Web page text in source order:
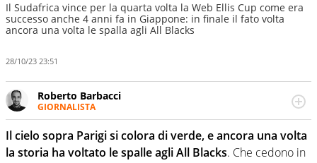
Il Sudafrica vince per la quarta volta la Web Ellis Cup come era
successo anche 4 anni fa in Giappone: in finale il fato volta
ancora una volta le spalla agli All Blacks
28/10/23 23:51
Roberto Barbacci
GIORNALISTA
Giornalista (pubblicista) sportivo a tutto campo, è il
tuttologo di Virgilio Sport. Provate a chiedergli di boxe, di
scherma, di volley o di curling: ve ne farà innamorare
Il cielo sopra Parigi si colora di verde, e ancora una volta
la storia ha voltato le spalle agli All Blacks. Che cedono in